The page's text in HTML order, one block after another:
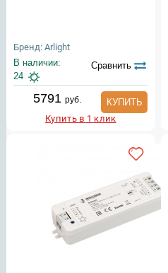
Бренд: Arlight
В наличии:
24
Сравнить
5791руб.
КУПИТЬ
Купить в 1 клик